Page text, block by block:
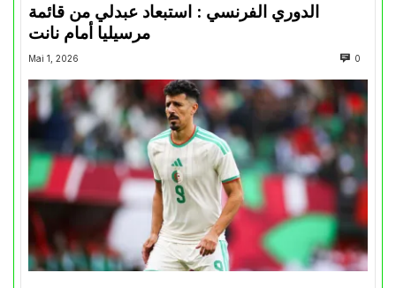
الدوري الفرنسي : استبعاد عبدلي من قائمة
مرسيليا أمام نانت
Mai 1, 2026 0